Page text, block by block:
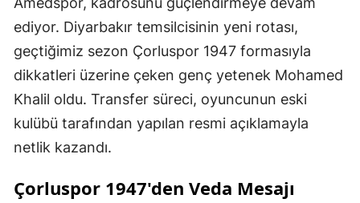
ediyor. Diyarbakır temsilcisinin yeni rotası,
geçtiğimiz sezon Çorluspor 1947 formasıyla
dikkatleri üzerine çeken genç yetenek Mohamed
Khalil oldu. Transfer süreci, oyuncunun eski
kulübü tarafından yapılan resmi açıklamayla
netlik kazandı.
Çorluspor 1947'den Veda Mesajı